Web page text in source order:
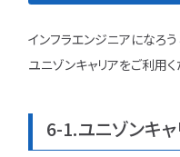
インフラエンジニアになろ
ユニゾンキャリアをご利用く
6-1.ユニゾンキ